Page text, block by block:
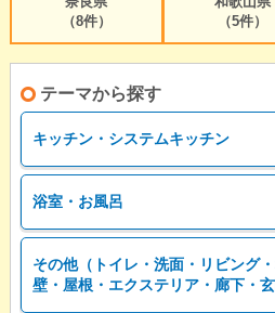
（8件）
（5件）
テーマから探す
キッチン・システムキッチン
浴室・お風呂
その他（トイレ・洗面・リビング
壁・屋根・エクステリア・廊下・玄